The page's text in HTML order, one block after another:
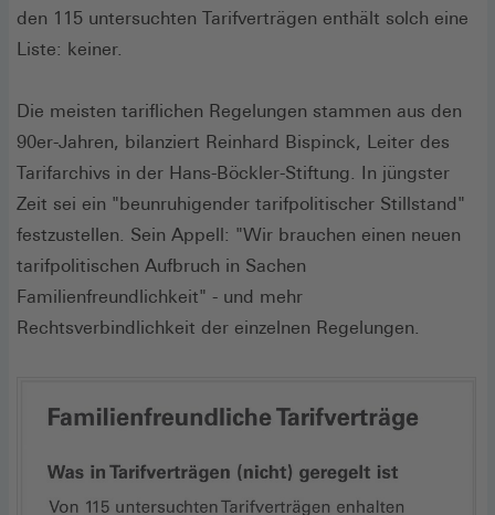
den 115 untersuchten Tarifverträgen enthält solch eine
Liste: keiner.
Die meisten tariflichen Regelungen stammen aus den
90er-Jahren, bilanziert Reinhard Bispinck, Leiter des
Tarifarchivs in der Hans-Böckler-Stiftung. In jüngster
Zeit sei ein "beunruhigender tarifpolitischer Stillstand"
festzustellen. Sein Appell: "Wir brauchen einen neuen
tarifpolitischen Aufbruch in Sachen
Familienfreundlichkeit" - und mehr
Rechtsverbindlichkeit der einzelnen Regelungen.